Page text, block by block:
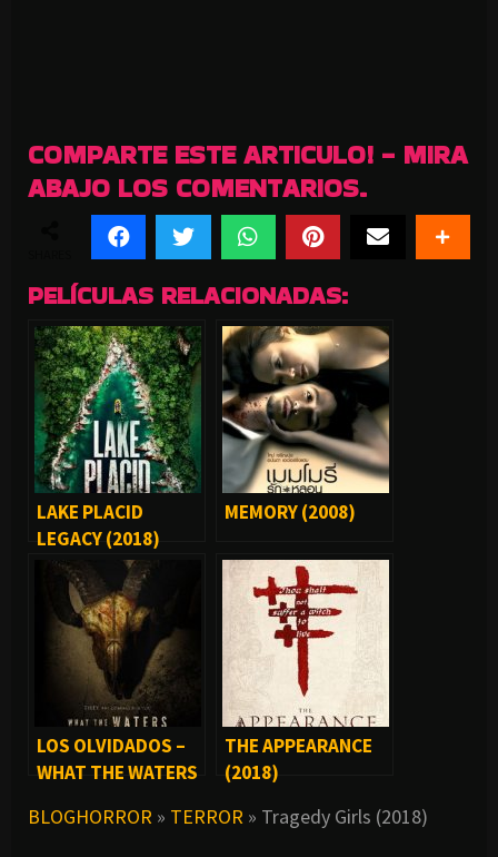
COMPARTE ESTE ARTICULO! - MIRA
ABAJO LOS COMENTARIOS.
PELÍCULAS RELACIONADAS:
LAKE PLACID
LEGACY (2018)
MEMORY (2008)
LOS OLVIDADOS –
WHAT THE WATERS
THE APPEARANCE
(2018)
BLOGHORROR » TERROR » Tragedy Girls (2018)